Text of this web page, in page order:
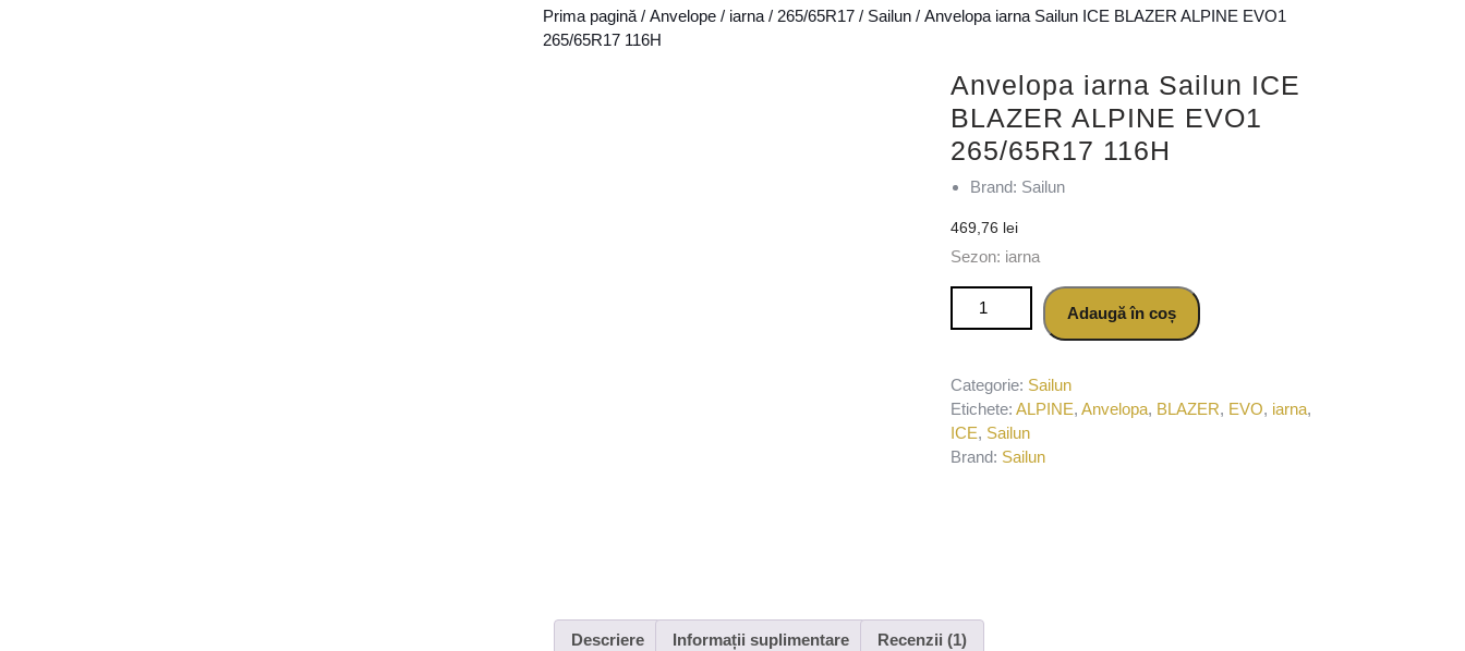
Prima pagină / Anvelope / iarna / 265/65R17 / Sailun / Anvelopa iarna Sailun ICE BLAZER ALPINE EVO1
265/65R17 116H
Anvelopa iarna Sailun ICE
BLAZER ALPINE EVO1
265/65R17 116H
Brand: Sailun
469,76 lei
Sezon: iarna
Cantitate Anvelopa iarna Sailun ICE BLAZER ALPINE EVO1 265/65R17
Adaugă în coș
Categorie: Sailun
Etichete:ALPINE,Anvelopa, BLAZER, EVO, iarna,
ICE, Sailun
Brand: Sailun
Descriere Informații suplimentare Recenzii (1)